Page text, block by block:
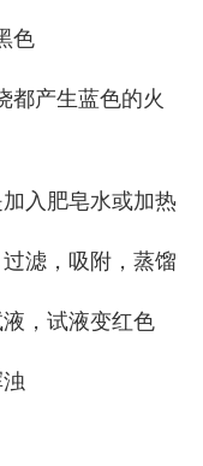
色
都产生蓝色的火
入肥皂水或加热
滤，吸附，蒸馏
，试液变红色